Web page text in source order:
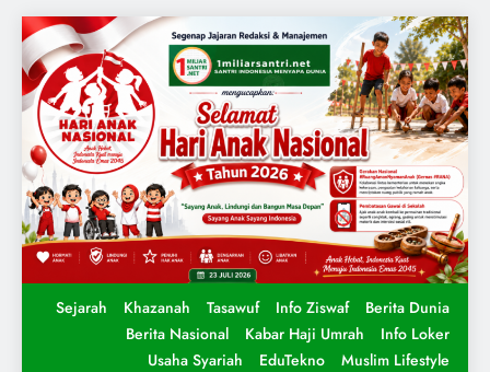
Sejarah Khazanah Tasawuf Info Ziswaf
Berita Dunia
Berita Nasional
Kabar Haji Umrah
Info Loker
Usaha Syariah
EduTekno
Muslim Lifestyle